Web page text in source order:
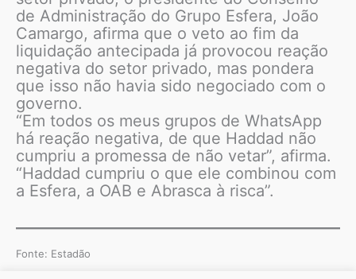
de Administração do Grupo Esfera, João
Camargo, afirma que o veto ao fim da
liquidação antecipada já provocou reação
negativa do setor privado, mas pondera
que isso não havia sido negociado com o
governo.
“Em todos os meus grupos de WhatsApp
há reação negativa, de que Haddad não
cumpriu a promessa de não vetar”, afirma.
“Haddad cumpriu o que ele combinou com
a Esfera, a OAB e Abrasca à risca”.
Fonte: Estadão